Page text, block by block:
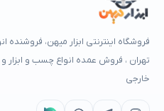
فروشگاه اینترنتی ابزار میهن، فروشنده
تهران ، فروش عمده انواع چسب و ابزار
خارجی